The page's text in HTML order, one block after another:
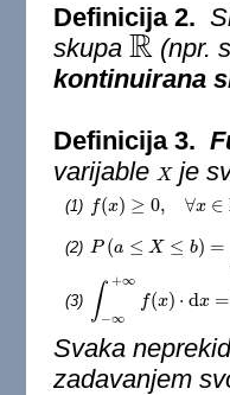
Definicija 2.
skupa R
R
(npr.
kontinuirana
Definicija 3.
varijable X
X je
(1) f(x) ≥ 0,
f(x)≥0 , ∀x ∈
∀x∈R
(2) P (a ≤ X ≤ b) =
P( a≤X≤b)= ab f(x) ⋅dx
(3) ∫ +∞
−∞
f(x) ⋅ dx =
− (x)⋅dx =1
Svaka
zadavanjem